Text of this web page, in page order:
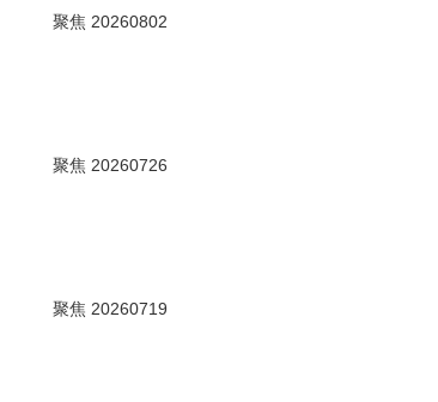
聚焦 20260802
聚焦 20260726
聚焦 20260719